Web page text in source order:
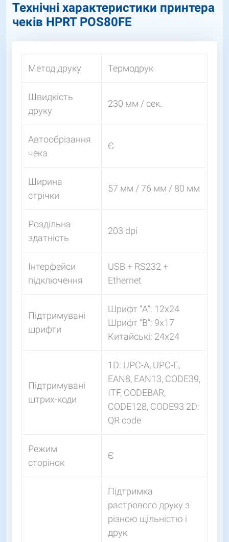
Технічні характеристики принтера
чеків HPRT POS80FE
Метод друку Термодрук
Швидкість
друку
230 мм / сек.
Автообрізання
чека
Є
Ширина
стрічки
57 мм / 76 мм / 80 мм
Роздільна
здатність
203 dpi
Інтерфейси
підключення
USB + RS232 +
Ethernet
Підтримувані
шрифти
Шрифт “А”: 12х24
Шрифт “B”: 9х17
Китайські: 24х24
Підтримувані
штрих-коди
1D: UPC-A, UPC-E,
EAN8, EAN13, CODE39,
ITF, CODEBAR,
CODE128, CODE93 2D:
QR code
Режим
сторінок
Є
Підтримка
растрового друку з
різною щільністю і
друк